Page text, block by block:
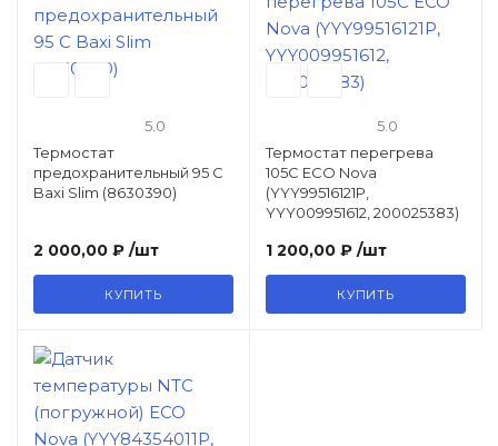
5.0
Термостат
предохранительный 95 С
Baxi Slim (8630390)
2 000,00 ₽ /шт
КУПИТЬ
5.0
Термостат перегрева
105C ECO Nova
(YYY99516121P,
YYY009951612, 200025383)
1 200,00 ₽ /шт
КУПИТЬ